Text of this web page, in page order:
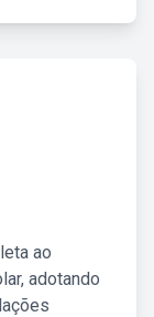
ao
adotando